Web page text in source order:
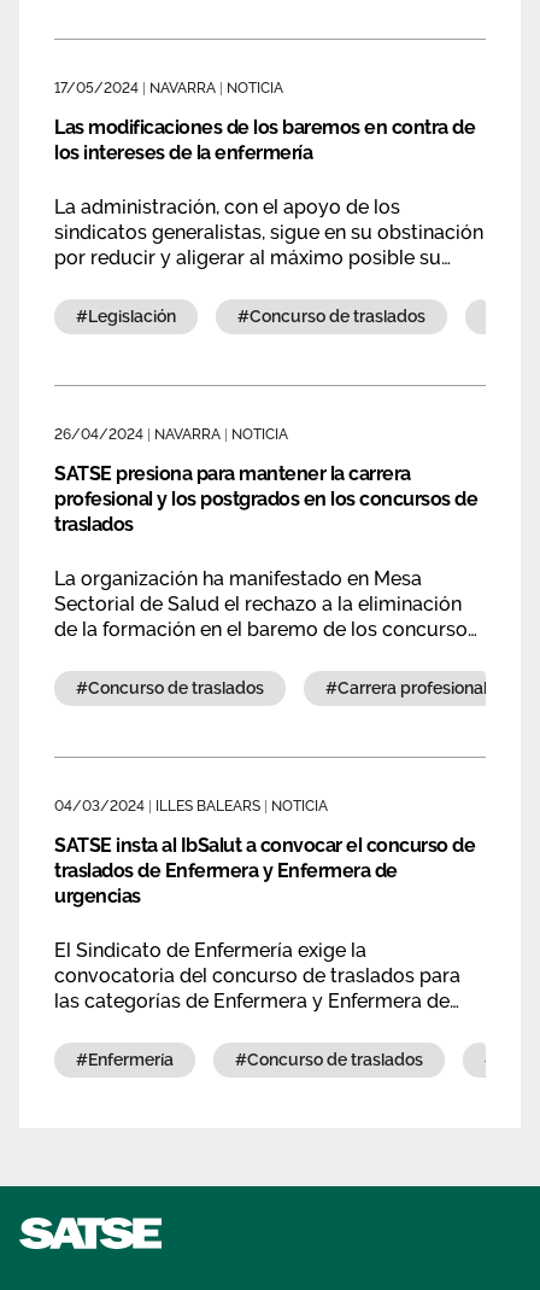
17/05/2024 NAVARRA NOTICIA
Las modificaciones de los baremos en contra de
los intereses de la enfermería
La administración, con el apoyo de los
sindicatos generalistas, sigue en su obstinación
por reducir y aligerar al máximo posible su
de los procesos laborales y movimientos como
acoplamientos y traslados.
#legislación #concurso de traslados
26/04/2024 NAVARRA NOTICIA
SATSE presiona para mantener la carrera
profesional y los postgrados en los concursos de
traslados
La organización ha manifestado en Mesa
Sectorial de Salud el rechazo a la eliminación
de la formación en el baremo de los concursos
mantenido su postura de simplificar los
procesos por esta vía.
#concurso de traslados #carrera profesional
04/03/2024 ILLES BALEARS NOTICIA
SATSE insta al IbSalut a convocar el concurso de
traslados de Enfermera y Enfermera de
urgencias
El Sindicato de Enfermería exige la
convocatoria del concurso de traslados para
las categorías de Enfermera y Enfermera de
IbSalut.#enfermería #concurso de traslados